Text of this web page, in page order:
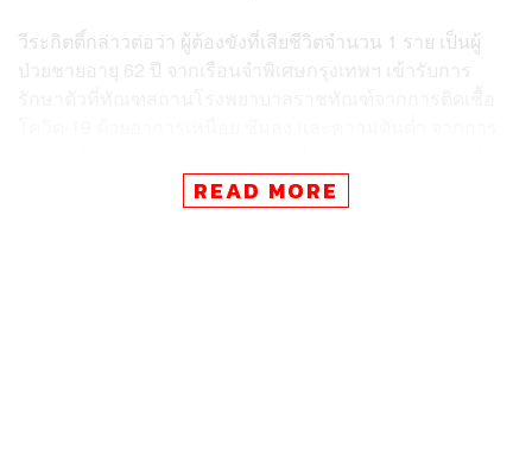
วีระกิตติ์กล่าวต่อว่า ผู้ต้องขังที่เสียชีวิตจำนวน 1 ราย เป็นผู้
ป่วยชายอายุ 62 ปี จากเรือนจำพิเศษกรุงเทพฯ เข้ารับการ
ให้ยาและรักษาตามกระบวนการแล้ว แต่อาการไม่ดีขึ้น
เนื่องจากผู้ป่วยสูงอายุและมีอาการรุนแรง จึงได้เสียชีวิตใน
READ MORE